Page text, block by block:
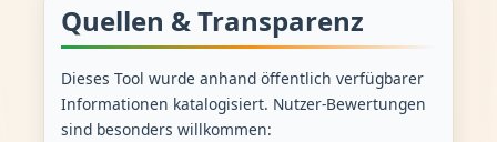
Quellen & Transparenz
Dieses Tool wurde anhand öffentlich verfügbarer
Informationen katalogisiert. Nutzer-Bewertungen
sind besonders willkommen: